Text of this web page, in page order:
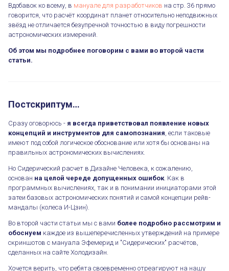
Вдобавок ко всему, в мануале для разработчиков на стр. 36 прямо
говорится, что расчёт координат планет относительно неподвижных
звёзд не отличается безупречной точностью в виду погрешности
астрономических измерений.
Об этом мы подробнее поговорим с вами во второй части
статьи.
Постскриптум…
Сразу оговорюсь - я всегда приветствовал появление новых
концепций и инструментов для самопознания, если таковые
имеют под собой логическое обоснование или хотя бы основаны на
правильных астрономических вычислениях.
Но Сидерический расчет в Дизайне Человека, к сожалению,
основан на целой череде допущенных ошибок. Как в
программных вычислениях, так и в понимании инициаторами этой
затеи базовых астрономических понятий и самой концепции рейв-
мандалы (колеса И-Цзин).
Во второй части статьи мы с вами более подробно рассмотрим и
обоснуем каждое из вышеперечисленных утверждений на примере
скриншотов с мануала Эфемерид и "Сидерических" расчётов,
сделанных на сайте Холодизайн.
Хочется верить, что ребята своевременно отреагируют на нашу